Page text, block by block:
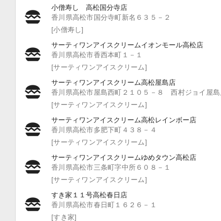
小僧寿し 高松国分寺店
香川県高松市国分寺町新名６３５－２
[小僧寿し]
サーティワンアイスクリームイオンモール高松店
香川県高松市香西本町１－１
[サーティワンアイスクリーム]
サーティワンアイスクリーム高松屋島店
香川県高松市屋島西町２１０５－８ 西村ジョイ屋
[サーティワンアイスクリーム]
サーティワンアイスクリーム高松レインボー店
香川県高松市多肥下町４３８－４
[サーティワンアイスクリーム]
サーティワンアイスクリームゆめタウン高松店
香川県高松市三条町字中所６０８－１
[サーティワンアイスクリーム]
すき家１１号高松春日店
香川県高松市春日町１６２６－１
[すき家]